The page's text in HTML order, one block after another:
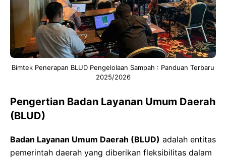
Bimtek Penerapan BLUD Pengelolaan Sampah : Panduan Terbaru
2025/2026
Pengertian Badan Layanan Umum Daerah
(BLUD)
Badan Layanan Umum Daerah (BLUD) adalah entitas
pemerintah daerah yang diberikan fleksibilitas dalam